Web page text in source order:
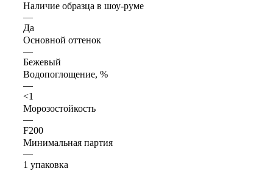
Наличие образца в шоу-руме
—
Да
Основной оттенок
—
Бежевый
Водопоглощение, %
—
<1
Морозостойкость
—
F200
Минимальная партия
—
1 упаковка